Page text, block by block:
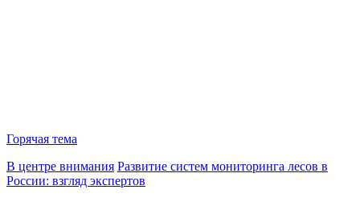
Горячая тема
В центре внимания Развитие систем мониторинга лесов в
России: взгляд экспертов